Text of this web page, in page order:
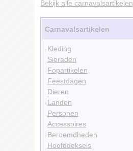
Bekijk alle carnavalsartikelen
Carnavalsartikelen
Kleding
Sieraden
Fopartikelen
Feestdagen
Dieren
Landen
Personen
Accessoires
Beroemdheden
Hoofddeksels